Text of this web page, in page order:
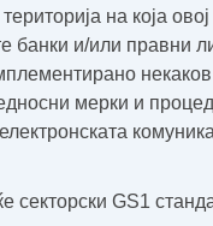
на која
банки и/или правни
некаков
мерки и
секторски GS1